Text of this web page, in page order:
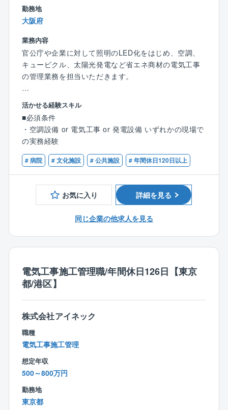
・電力等のエネルギーを見える化し分析のもと、最適
な省エネ化の運用
【業務の魅力】
◎社会貢献性
自治体、政府が掲げているカーボンニュートラルに対
する提案や避難所づくり等の一助を担える大変社会貢
献性の高い事業に関われます。
◎企業の安定性
官公庁案件のため、景況感に左右されない
◎他にはない魅力
売り上げ予測100億円超でIPO準備フェーズの貴重な時
期を経験できます。
将来的には、事業成長の中核を担えます。
【働き方】
◎年間休日日数の多さ
年間休日126日かつ土日祝休みの完全週休2日制のた
【配属先について】
代5名・30代6名・40代5名・50代6名）
※他、他部署含めて全95名の社員が在籍。
◎IT化の推進
現在、組織として業務IT化を推進しております。「施
工管理は泥臭い」。
ール導入を促進しております。
同社が担当する工事の施工管理は官公庁発注の大規模
工事が中心で、中には大手メーカーとの協業案件もあ
り、やりがいとスキルアップができる環境です。
勤務地
大阪府
業務内容
官公庁や企業に対して照明のLED化をはじめ、空調、
キュービクル、太陽光発電など省エネ商材の電気工事
の管理業務を担当いただきます。
【担当業務】
・協力業者への発注・打ち合わせ
・工期予定表の作成
・各種建材・資材などの発注
・現場での予算・品質・工期・安全の管理
・検査及び第三者検査への立会い
・完成図書の作成
【業務内容詳細】
取引先の9割以上を官公庁が占めており、愛知県内の病
大阪府を中心に関西エリアが主な勤務地となります。
直行直帰も可能です。
【キャリアパス】
入社後は同社の施工管理フローに関する知識を習得→
徐々に担当する施工管理業務の幅を広げながら独り立
ち→将来は施工管理部門の中核としてご活躍いただく
と共に、業務指導や人材育成にも貢献いただきたいと
考えております。
【業務の魅力】
◎社会貢献性
活かせる経験スキル
■必須条件
・空調設備 or 電気工事 or 発電設備 いずれかの現場で
の実務経験
# 病院 # 文化施設 # 公共施設 # 年間休日120日以上
お気に入り 詳細を見る
同じ企業の他求人を見る
電気工事施工管理職/年間休日126日【東京
都/港区】
株式会社アイネック
職種
電気工事施工管理
想定年収
500～800万円
勤務地
東京都